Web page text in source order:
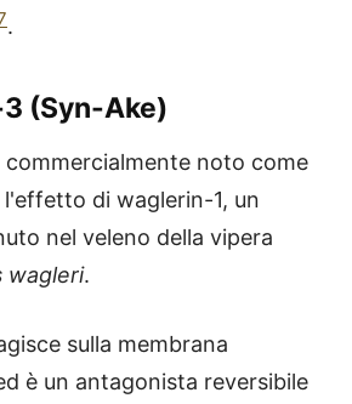
.
(Syn-Ake)
noto come
di waglerin-1, un
nel veleno della vipera
wagleri.
sulla membrana
è un antagonista reversibile